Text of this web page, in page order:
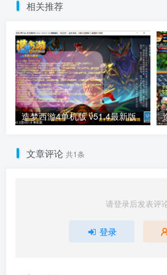
相关推荐
造梦西游4单机版 v51.4最新版
文章评论 共1条
请登录后发表评
登录